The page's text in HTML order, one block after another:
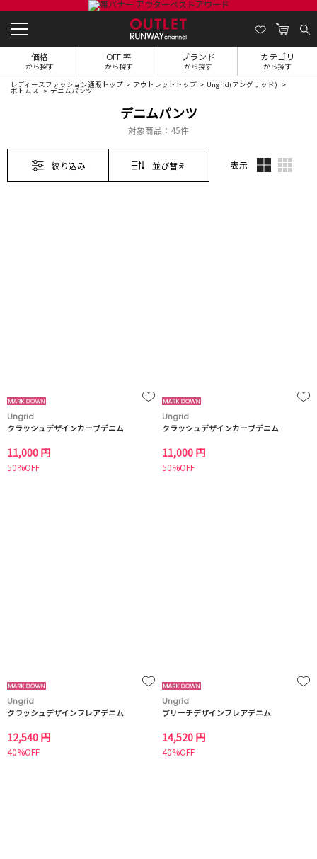
価格
から探す
OFF 率
から探す
ブランド
から探す
カテゴリ
から探す
レディースファッション通販トップ アウトレットトップ Ungrid(アングリッド)
ボトムス デニムパンツ
デニムパンツ
対象商品： 45件
絞り込み 並び替え 表示
Ungrid
クラッシュデザインカーブデニム
11,000 円
50%OFF
Ungrid
クラッシュデザインカーブデニム
11,000 円
50%OFF
Ungrid
クラッシュデザインフレアデニム
12,540 円
40%OFF
Ungrid
ブリーチデザインフレアデニム
14,520 円
40%OFF